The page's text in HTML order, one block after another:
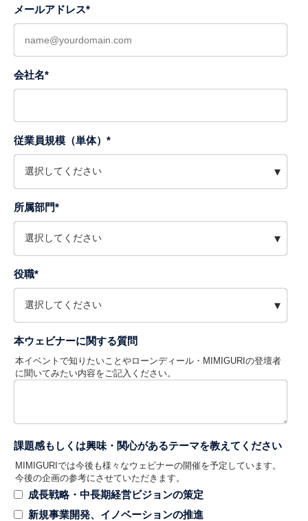
メールアドレス*
会社名*
従業員規模（単体） *
所属部門*
役職*
本ウェビナーに関する質問
本イベントで知りたいことやローンディール・MIMIGURIの登壇者
に聞いてみたい内容をご記入ください。
課題感もしくは興味・関心があるテーマを教えてください
MIMIGURIでは今後も様々なウェビナーの開催を予定しています。
今後の企画の参考にさせていただきます。
成長戦略・中長期経営ビジョンの策定
新規事業開発、イノベーションの推進